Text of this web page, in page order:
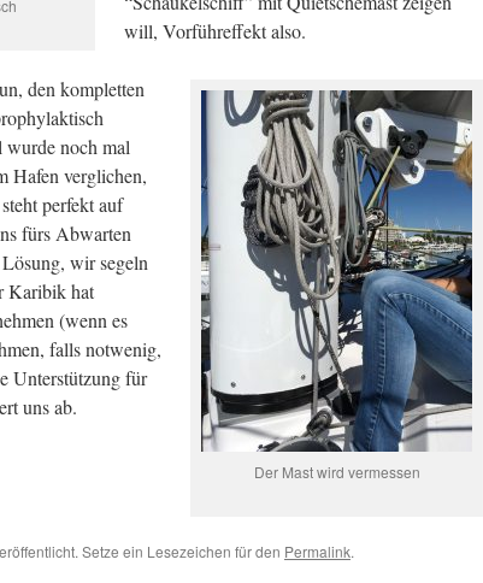
will, Vorführeffekt also.
Der Mast wird vermessen
den kompletten
wurde noch mal
Hafen verglichen,
perfekt auf
fürs Abwarten
wir segeln
Karibik hat
(wenn es
falls notwenig,
Unterstützung für
uns ab.
Setze ein Lesezeichen für den Permalink.